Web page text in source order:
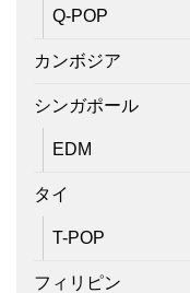
Q-POP
カンボジア
シンガポール
EDM
タイ
T-POP
フィリピン